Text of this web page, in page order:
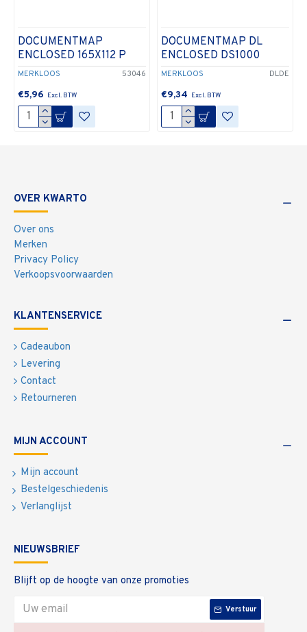
MERKLOOS 53046
DOCUMENTMAP
ENCLOSED 165X112 P
€5,96
MERKLOOS DLDE
DOCUMENTMAP DL
ENCLOSED DS1000
€9,34
OVER KWARTO
Over ons
Merken
Privacy Policy
Verkoopsvoorwaarden
KLANTENSERVICE
Cadeaubon
Levering
Contact
Retourneren
MIJN ACCOUNT
Mijn account
Bestelgeschiedenis
Verlanglijst
NIEUWSBRIEF
Blijft op de hoogte van onze promoties
Verstuur